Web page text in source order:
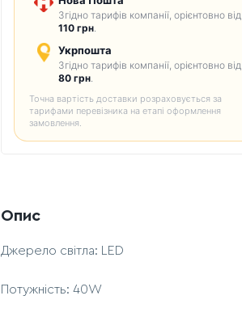
Згідно тарифів компанії, орієнтовно від
110 грн.
Укрпошта
Згідно тарифів компанії, орієнтовно від
80 грн.
Точна вартість доставки розраховується за
тарифами перевізника на етапі оформлення
замовлення.
Опис
Джерело світла: LED
Потужність: 40W